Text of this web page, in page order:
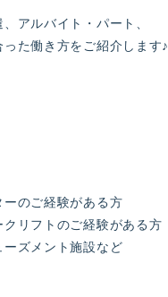
アルバイト・パート、
た働き方をご紹介します♪
ーのご経験がある方
クリフトのご経験がある方
ーズメント施設など